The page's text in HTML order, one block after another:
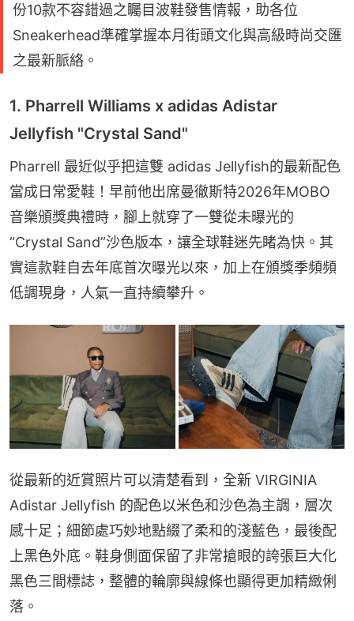
份10款不容錯過之矚目波鞋發售情報，助各位
Sneakerhead準確掌握本月街頭文化與高級時尚交匯
之最新脈絡。
1. Pharrell Williams x adidas Adistar
Jellyfish "Crystal Sand"
Pharrell 最近似乎把這雙 adidas Jellyfish的最新配色
當成日常愛鞋！早前他出席曼徹斯特2026年MOBO
音樂頒獎典禮時，腳上就穿了一雙從未曝光的
“Crystal Sand”沙色版本，讓全球鞋迷先睹為快。其
實這款鞋自去年底首次曝光以來，加上在頒獎季頻頻
低調現身，人氣一直持續攀升。
從最新的近賞照片可以清楚看到，全新 VIRGINIA
Adistar Jellyfish 的配色以米色和沙色為主調，層次
感十足；細節處巧妙地點綴了柔和的淺藍色，最後配
上黑色外底。鞋身側面保留了非常搶眼的誇張巨大化
黑色三間標誌，整體的輪廓與線條也顯得更加精緻俐
落。